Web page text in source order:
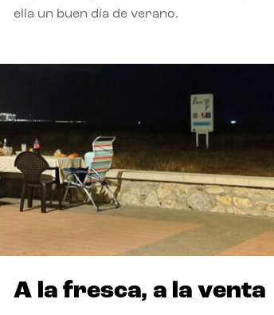
ella un buen día de verano.
A la fresca, a la venta